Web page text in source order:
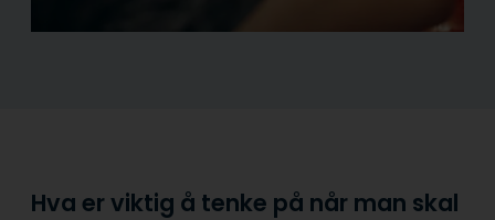
Hva er viktig å tenke på når man skal